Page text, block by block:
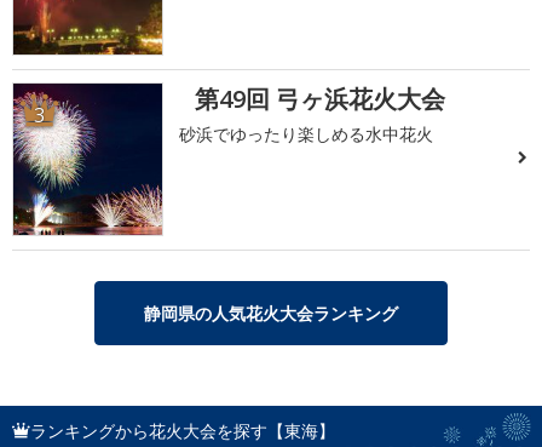
3 第49回 弓ヶ浜花火大会
砂浜でゆったり楽しめる水中花火
静岡県の人気花火大会ランキング
ランキングから花火大会を探す【東海】